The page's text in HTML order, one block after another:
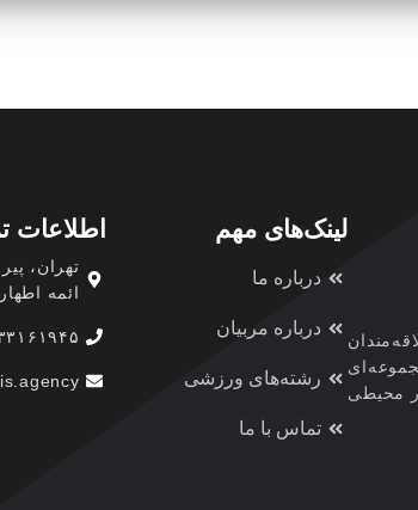
محیطی
لینک‌های مهم
درباره ما
درباره مربیان
رشته‌های ورزشی
تماس با ما
اطلاعات
تهران،
ائمه اطهار
۳۳۱۶۱۹۴۵ ۲۱